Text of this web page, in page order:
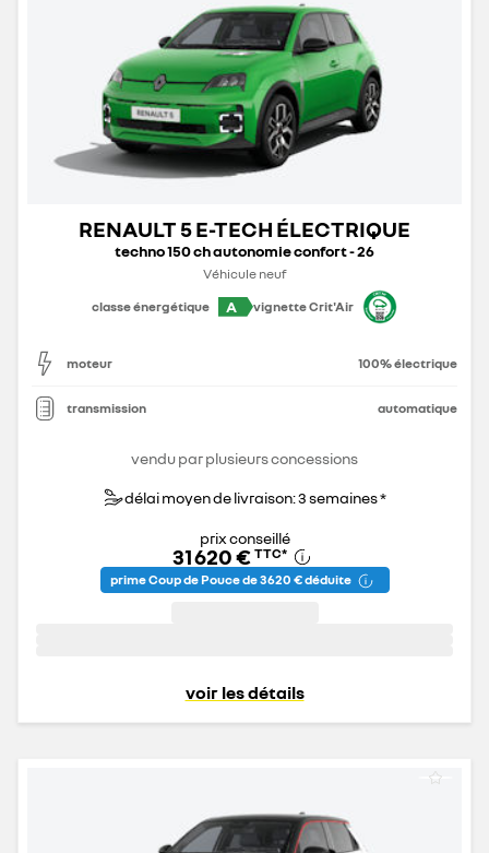
RENAULT 5 E-TECH ÉLECTRIQUE
techno 150 ch autonomie confort - 26
Véhicule neuf
classe énergétique
A vignette Crit'Air
moteur 100% électrique
transmission automatique
vendu par plusieurs concessions
délai moyen de livraison: 3 semaines *
prix conseillé
31 620 € TTC*
prime Coup de Pouce de 3 620 € déduite
voir les détails